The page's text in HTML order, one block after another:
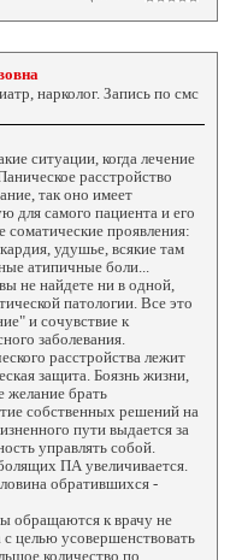
нарколог. Запись по смс
ситуации, когда лечение
расстройство
так оно имеет
для самого пациента и его
проявления:
удушье, всякие там
атипичные боли...
не найдете ни в одной,
патологии. Все это
и сочувствие к
заболевания.
расстройства лежит
защита. Боязнь жизни,
желание брать
собственных решений на
пути выдается за
управлять собой.
ПА увеличивается.
обратившихся -
обращаются к врачу не
целью усовершенствовать
количество по